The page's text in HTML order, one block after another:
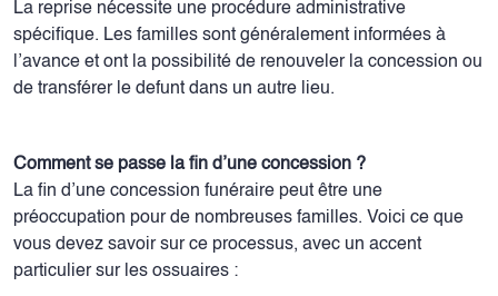
La reprise nécessite une procédure administrative
spécifique. Les familles sont généralement informées à
l’avance et ont la possibilité de renouveler la concession ou
de transférer le defunt dans un autre lieu.
Comment se passe la fin d’une concession ?
La fin d’une concession funéraire peut être une
préoccupation pour de nombreuses familles. Voici ce que
vous devez savoir sur ce processus, avec un accent
particulier sur les ossuaires :